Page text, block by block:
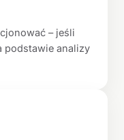
– jeśli
podstawie analizy